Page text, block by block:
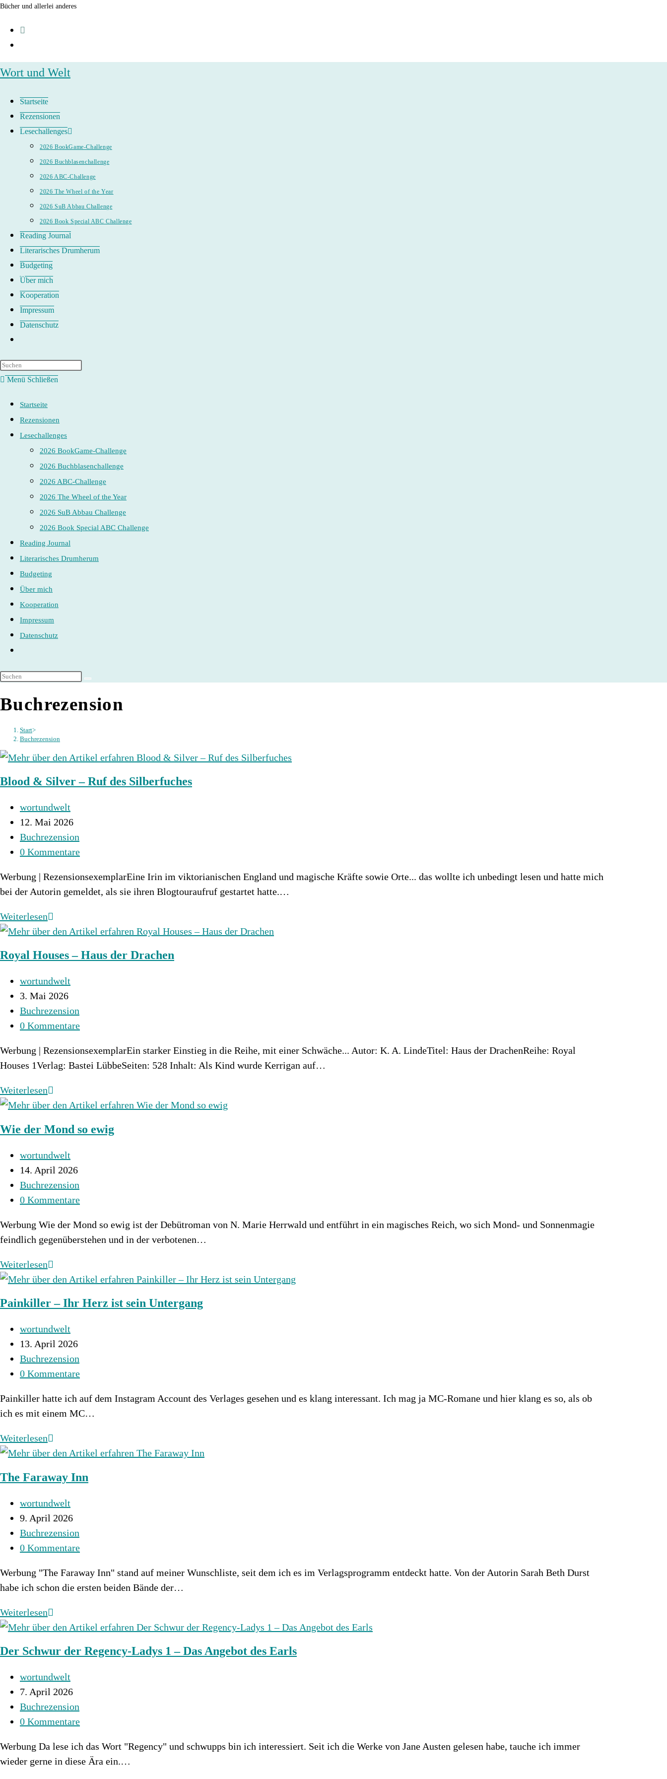
Zum
springen
Bücher und allerlei anderes
Wort und Welt
Startseite
Rezensionen
Lesechallenges
2026 BookGame-Challenge
2026 Buchblasenchallenge
2026 ABC-Challenge
2026 The Wheel of the Year
2026 SuB Abbau Challenge
2026 Book Special ABC Challenge
Reading Journal
Literarisches Drumherum
Budgeting
Über mich
Kooperation
Impressum
Datenschutz
umschalten
Menü Schließen
Startseite
Rezensionen
Lesechallenges
2026 BookGame-Challenge
2026 Buchblasenchallenge
2026 ABC-Challenge
2026 The Wheel of the Year
2026 SuB Abbau Challenge
2026 Book Special ABC Challenge
Reading Journal
Literarisches Drumherum
Budgeting
Über mich
Kooperation
Impressum
Datenschutz
umschalten
Buchrezension
Start>
Buchrezension
Blood & Silver – Ruf des Silberfuches
Beitrags-
Autor:
wortundwelt
Beitrag
veröffentlicht:
12. Mai 2026
Beitrags-
Kategorie:
Buchrezension
Beitrags-
0 Kommentare
Werbung | RezensionsexemplarEine Irin im viktorianischen England und magische Kräfte sowie Orte... das wollte ich unbedingt lesen und hatte mich
bei der Autorin gemeldet, als sie ihren Blogtouraufruf gestartet hatte.…
WeiterlesenBlood
&
–
Ruf
des
Silberfuches
Royal Houses – Haus der Drachen
Beitrags-
Autor:
wortundwelt
Beitrag
veröffentlicht:
3. Mai 2026
Beitrags-
Kategorie:
Buchrezension
Beitrags-
0 Kommentare
Werbung | RezensionsexemplarEin starker Einstieg in die Reihe, mit einer Schwäche... Autor: K. A. LindeTitel: Haus der DrachenReihe: Royal
Houses 1Verlag: Bastei LübbeSeiten: 528 Inhalt: Als Kind wurde Kerrigan auf…
WeiterlesenRoyal
Houses
Haus
der
Drachen
Wie der Mond so ewig
Beitrags-
Autor:
wortundwelt
Beitrag
veröffentlicht:
14. April 2026
Beitrags-
Kategorie:
Buchrezension
Beitrags-
0 Kommentare
Werbung Wie der Mond so ewig ist der Debütroman von N. Marie Herrwald und entführt in ein magisches Reich, wo sich Mond- und Sonnenmagie
feindlich gegenüberstehen und in der verbotenen…
WeiterlesenWie
der
so
ewig
Painkiller – Ihr Herz ist sein Untergang
Beitrags-
Autor:
wortundwelt
Beitrag
veröffentlicht:
13. April 2026
Beitrags-
Kategorie:
Buchrezension
Beitrags-
0 Kommentare
Painkiller hatte ich auf dem Instagram Account des Verlages gesehen und es klang interessant. Ich mag ja MC-Romane und hier klang es so, als ob
ich es mit einem MC…
WeiterlesenPainkiller
–
Herz
ist
sein
The Faraway Inn
Beitrags-
Autor:
wortundwelt
Beitrag
veröffentlicht:
9. April 2026
Beitrags-
Kategorie:
Buchrezension
Beitrags-
0 Kommentare
Werbung "The Faraway Inn" stand auf meiner Wunschliste, seit dem ich es im Verlagsprogramm entdeckt hatte. Von der Autorin Sarah Beth Durst
habe ich schon die ersten beiden Bände der…
WeiterlesenThe
Faraway
Der Schwur der Regency-Ladys 1 – Das Angebot des Earls
Beitrags-
Autor:
wortundwelt
Beitrag
veröffentlicht:
7. April 2026
Beitrags-
Kategorie:
Buchrezension
Beitrags-
0 Kommentare
Werbung Da lese ich das Wort "Regency" und schwupps bin ich interessiert. Seit ich die Werke von Jane Austen gelesen habe, tauche ich immer
wieder gerne in diese Ära ein.…